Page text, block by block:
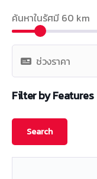
ค้นหาในรัศมี 60 km
Filter by Features